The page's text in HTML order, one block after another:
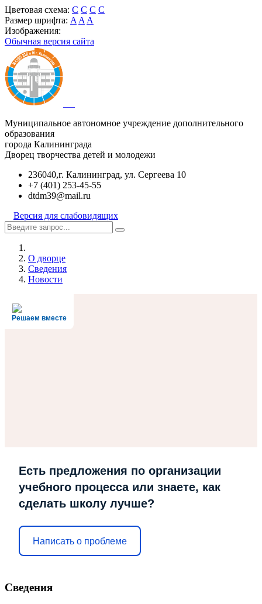
Цветовая схема: C C C C
Размер шрифта: A A A
Изображения:
Обычная версия сайта
Муниципальное автономное учреждение дополнительного
образования
города Калининграда
Дворец творчества детей и молодежи
236040,г. Калининград, ул. Сергеева 10
+7 (401) 253-45-55
dtdm39@mail.ru
Версия для слабовидящих
О дворце
Сведения
Новости
Решаем вместе
Есть предложения по организации
учебного процесса или знаете, как
сделать школу лучше?
Написать о проблеме
Сведения